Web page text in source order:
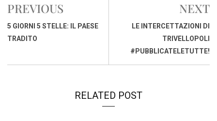
b
o
o
s
A
d
d
PREVIOUS
5 GIORNI 5 STELLE: IL PAESE
TRADITO
NEXT
LE INTERCETTAZIONI DI
TRIVELLOPOLI
#PUBBLICATELETUTTE!
RELATED POST